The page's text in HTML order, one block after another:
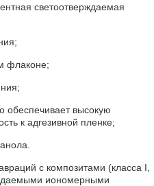
светоотверждаемая
флаконе;
обеспечивает высокую
к адгезивной пленке;
с композитами (класса I,
иономерными